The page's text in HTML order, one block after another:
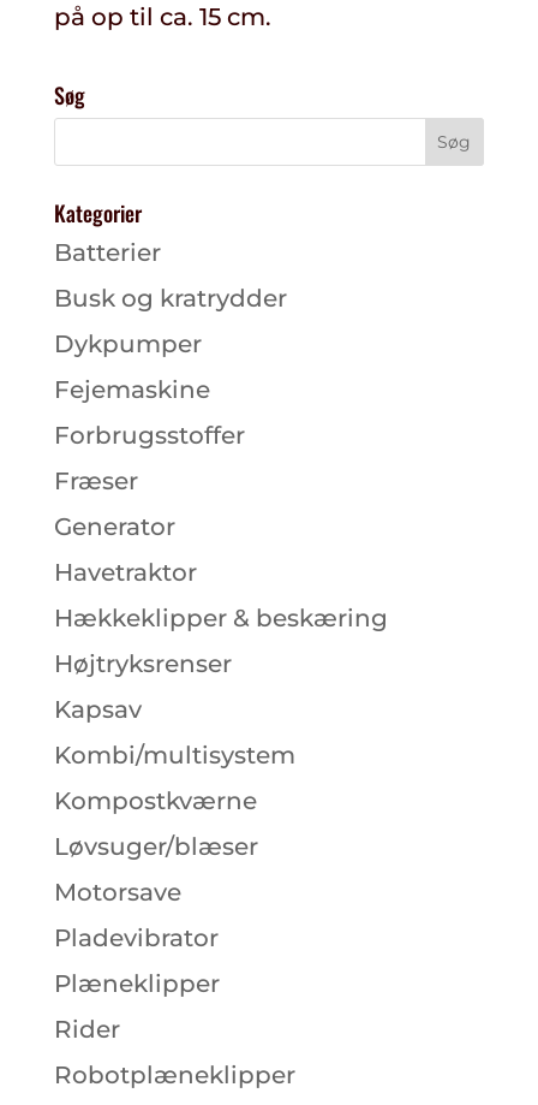
på op til ca. 15 cm.
Søg
Kategorier
Batterier
Busk og kratrydder
Dykpumper
Fejemaskine
Forbrugsstoffer
Fræser
Generator
Havetraktor
Hækkeklipper & beskæring
Højtryksrenser
Kapsav
Kombi/multisystem
Kompostkværne
Løvsuger/blæser
Motorsave
Pladevibrator
Plæneklipper
Rider
Robotplæneklipper